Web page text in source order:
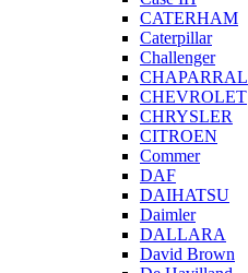
CATERHAM
Caterpillar
Challenger
CHAPARRAL
CHEVROLET
CHRYSLER
CITROEN
Commer
DAF
DAIHATSU
Daimler
DALLARA
David Brown